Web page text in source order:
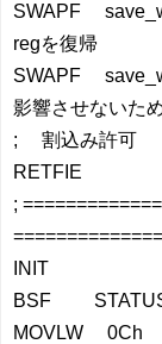
SWAPF
regを復帰
SWAPF
影響させないた
; 割込み許可
RETFIE ;
;
INIT
BSF
MOVLW